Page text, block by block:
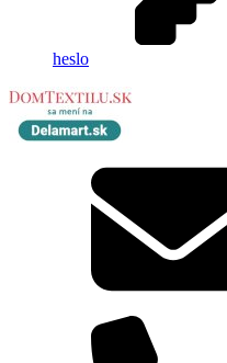
heslo